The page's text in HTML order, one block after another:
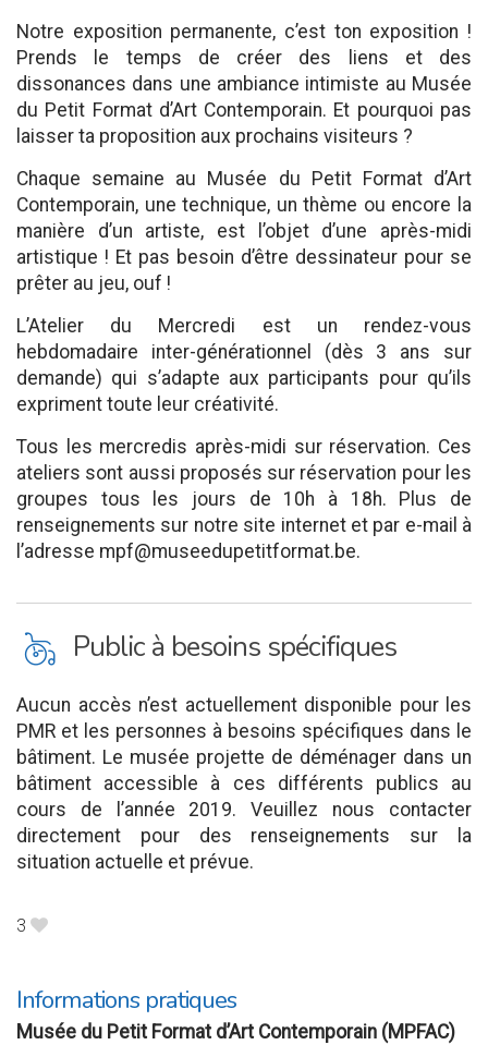
Notre exposition permanente, c’est ton exposition !
Prends le temps de créer des liens et des
dissonances dans une ambiance intimiste au Musée
du Petit Format d’Art Contemporain. Et pourquoi pas
laisser ta proposition aux prochains visiteurs ?
Chaque semaine au Musée du Petit Format d’Art
Contemporain, une technique, un thème ou encore la
manière d’un artiste, est l’objet d’une après-midi
artistique ! Et pas besoin d’être dessinateur pour se
prêter au jeu, ouf !
L’Atelier du Mercredi est un rendez-vous
hebdomadaire inter-générationnel (dès 3 ans sur
demande) qui s’adapte aux participants pour qu’ils
expriment toute leur créativité.
Tous les mercredis après-midi sur réservation. Ces
ateliers sont aussi proposés sur réservation pour les
groupes tous les jours de 10h à 18h. Plus de
renseignements sur notre site internet et par e-mail à
l’adresse mpf@museedupetitformat.be.
L Public à besoins spécifiques
Aucun accès n’est actuellement disponible pour les
PMR et les personnes à besoins spécifiques dans le
bâtiment. Le musée projette de déménager dans un
bâtiment accessible à ces différents publics au
cours de l’année 2019. Veuillez nous contacter
directement pour des renseignements sur la
situation actuelle et prévue.
3 B
Informations pratiques
Musée du Petit Format d’Art Contemporain (MPFAC)